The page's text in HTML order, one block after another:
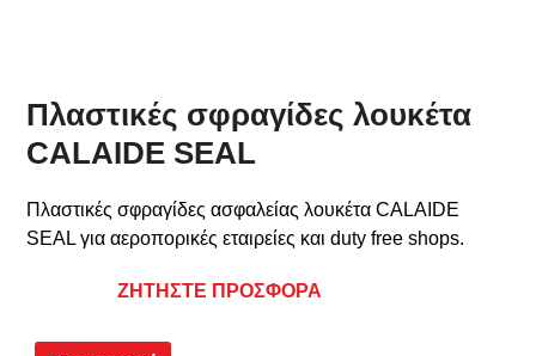
Πλαστικές σφραγίδες λουκέτα
CALAIDE SEAL
Πλαστικές σφραγίδες ασφαλείας λουκέτα CALAIDE
SEAL για αεροπορικές εταιρείες και duty free shops.
ΖΗΤΗΣΤΕ ΠΡΟΣΦΟΡΑ